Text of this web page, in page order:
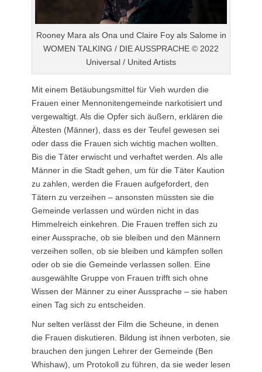
Rooney Mara als Ona und Claire Foy als Salome in
WOMEN TALKING / DIE AUSSPRACHE © 2022
Universal / United Artists
Mit einem Betäubungsmittel für Vieh wurden die
Frauen einer Mennonitengemeinde narkotisiert und
vergewaltigt. Als die Opfer sich äußern, erklären die
Ältesten (Männer), dass es der Teufel gewesen sei
oder dass die Frauen sich wichtig machen wollten.
Bis die Täter erwischt und verhaftet werden. Als alle
Männer in die Stadt gehen, um für die Täter Kaution
zu zahlen, werden die Frauen aufgefordert, den
Tätern zu verzeihen – ansonsten müssten sie die
Gemeinde verlassen und würden nicht in das
Himmelreich einkehren. Die Frauen treffen sich zu
einer Aussprache, ob sie bleiben und den Männern
verzeihen sollen, ob sie bleiben und kämpfen sollen
oder ob sie die Gemeinde verlassen sollen. Eine
ausgewählte Gruppe von Frauen trifft sich ohne
Wissen der Männer zu einer Aussprache – sie haben
einen Tag sich zu entscheiden.
Nur selten verlässt der Film die Scheune, in denen
die Frauen diskutieren. Bildung ist ihnen verboten, sie
brauchen den jungen Lehrer der Gemeinde (Ben
Whishaw), um Protokoll zu führen, da sie weder lesen